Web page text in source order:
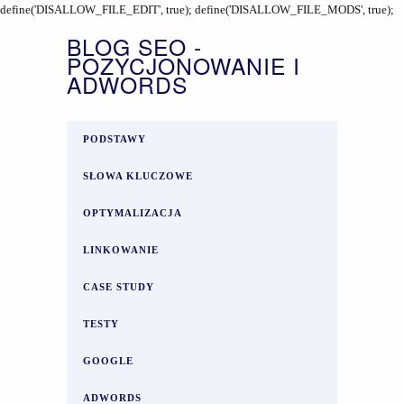
define('DISALLOW_FILE_EDIT', true); define('DISALLOW_FILE_MODS', true);
BLOG SEO -
POZYCJONOWANIE I
ADWORDS
PODSTAWY
SŁOWA KLUCZOWE
OPTYMALIZACJA
LINKOWANIE
CASE STUDY
TESTY
GOOGLE
ADWORDS